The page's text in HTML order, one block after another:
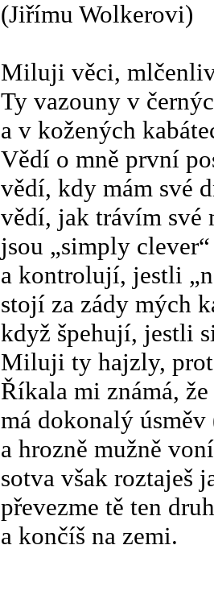
(Jiřímu Wolkerovi)
Miluji věci,
Ty vazouny v
a v kožených
Vědí o mně první
vědí, kdy mám své
vědí, jak trávím své
jsou „simply clever“
a kontrolují, jestli
stojí za zády mých
když špehují, jestli
Miluji ty hajzly,
Říkala mi známá,
má dokonalý úsměv
a hrozně mužně
sotva však roztaješ
převezme tě ten
a končíš na zemi.